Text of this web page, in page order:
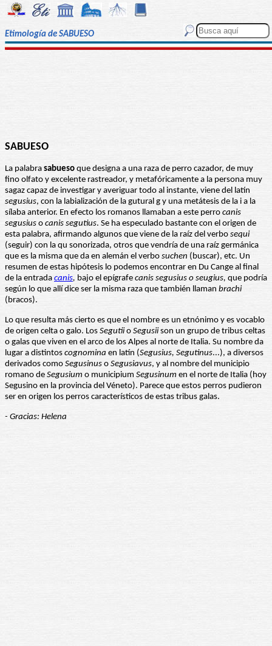
Etimología de SABUESO
SABUESO
La palabra sabueso que designa a una raza de perro cazador, de muy
fino olfato y excelente rastreador, y metafóricamente a la persona muy
sagaz capaz de investigar y averiguar todo al instante, viene del latín
segusius, con la labialización de la gutural g y una metátesis de la i a la
sílaba anterior. En efecto los romanos llamaban a este perro canis
segusius o canis segutius. Se ha especulado bastante con el origen de
esta palabra, afirmando algunos que viene de la raíz del verbo sequi
(seguir) con la qu sonorizada, otros que vendría de una raíz germánica
que es la misma que da en alemán el verbo suchen (buscar), etc. Un
resumen de estas hipótesis lo podemos encontrar en Du Cange al final
de la entrada canis, bajo el epígrafe canis segusius o seugius, que podría
según lo que allí dice ser la misma raza que también llaman brachi
(bracos).
Lo que resulta más cierto es que el nombre es un etnónimo y es vocablo
de origen celta o galo. Los Segutiio Segusiison un grupo de tribus celtas
o galas que viven en el arco de los Alpes al norte de Italia. Su nombre da
lugar a distintos cognomina en latín (Segusius, Segutinus...), a diversos
derivados como Segusinus o Segusiavus, y al nombre del municipio
romano de Segusium o municipium Segusinum en el norte de Italia (hoy
Segusino en la provincia del Véneto). Parece que estos perros pudieron
ser en origen los perros característicos de estas tribus galas.
- Gracias: Helena